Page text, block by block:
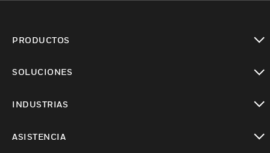
PRODUCTOS
SOLUCIONES
INDUSTRIAS
ASISTENCIA